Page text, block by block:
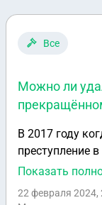
Все
Можно ли
В 2017 году
преступление
было
уголовное
Показать
22 февраля 2024,